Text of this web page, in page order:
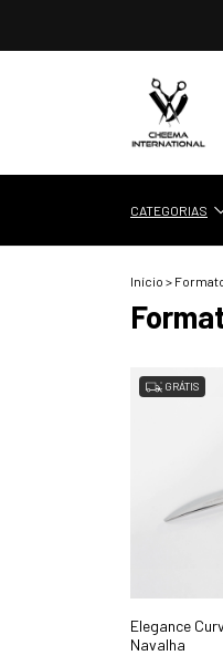
CATEGORIAS
Início >
GRÁTIS
Elegance
Navalha